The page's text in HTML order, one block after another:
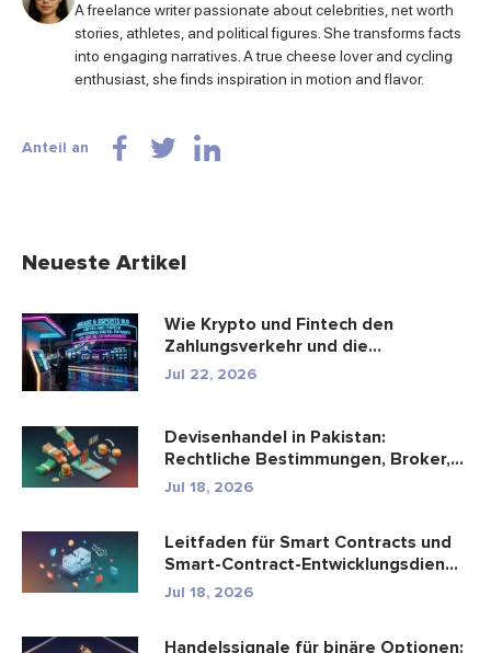
A freelance writer passionate about celebrities, net worth
stories, athletes, and political figures. She transforms facts
into engaging narratives. A true cheese lover and cycling
enthusiast, she finds inspiration in motion and flavor.
Anteil an
Neueste Artikel
Wie Krypto und Fintech den
Zahlungsverkehr und die
Unterhaltungsbr...
Jul 22, 2026
Devisenhandel in Pakistan:
Rechtliche Bestimmungen, Broker,
Handel...
Jul 18, 2026
Leitfaden für Smart Contracts und
Smart-Contract-Entwicklungsdien...
Jul 18, 2026
Handelssignale für binäre Optionen: